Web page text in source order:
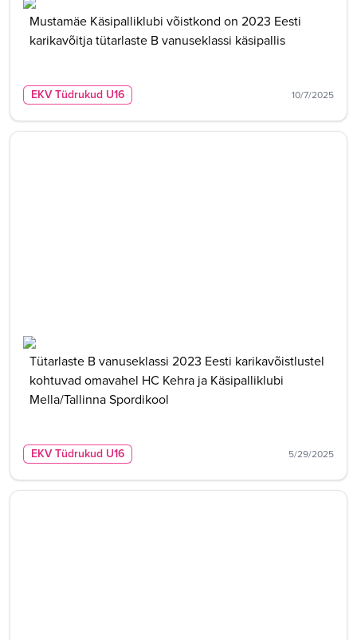
Mustamäe Käsipalliklubi võistkond on 2023 Eesti
karikavõitja tütarlaste B vanuseklassi käsipallis
EKV Tüdrukud U16 10/7/2025
Tütarlaste B vanuseklassi 2023 Eesti karikavõistlustel
kohtuvad omavahel HC Kehra ja Käsipalliklubi
Mella/Tallinna Spordikool
EKV Tüdrukud U16 5/29/2025